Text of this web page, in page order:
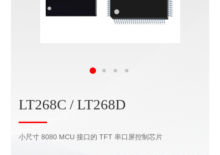
LT268C / LT268D
小尺寸 8080 MCU 接口的 TFT 串口屏控制芯片